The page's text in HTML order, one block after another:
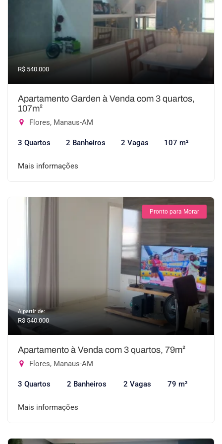
R$ 540.000
Apartamento Garden à Venda com 3 quartos,
107m²
Flores, Manaus-AM
3 Quartos 2 Banheiros 2 Vagas 107 m²
Mais informações
Pronto para Morar
A partir de:
R$ 540.000
Apartamento à Venda com 3 quartos, 79m²
Flores, Manaus-AM
3 Quartos 2 Banheiros 2 Vagas 79 m²
Mais informações